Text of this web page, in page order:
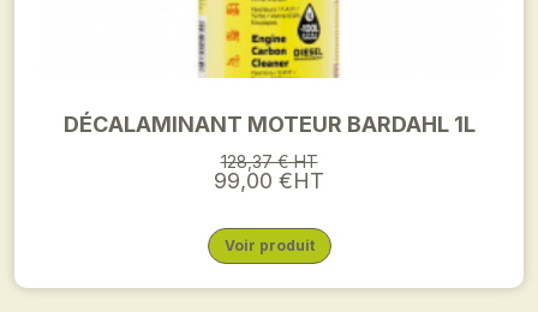
DÉCALAMINANT MOTEUR BARDAHL 1L
128,37 € HT
99,00 €HT
Voir produit